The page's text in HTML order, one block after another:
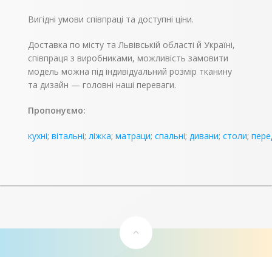
Вигідні умови співпраці та доступні ціни.
Доставка по місту та Львівській області й Україні,
співпраця з виробниками, можливість замовити
модель можна під індивідуальний розмір тканину
та дизайн — головні наші переваги.
Пропонуємо:
кухні;вітальні; ліжка;матраци;спальні; дивани;столи;